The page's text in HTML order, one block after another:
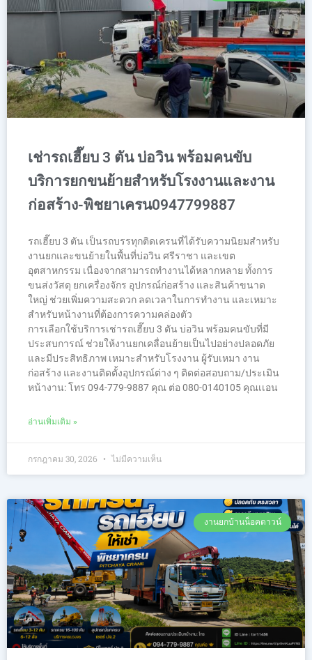
เช่ารถเฮี๊ยบ 3 ตัน บ่อวิน พร้อมคนขับ
บริการยกขนย้ายสำหรับโรงงานและงาน
ก่อสร้าง-พิชยาเครน0947799887
รถเฮี๊ยบ 3 ตัน เป็นรถบรรทุกติดเครนที่ได้รับความนิยมสำหรับ
งานยกและขนย้ายในพื้นที่บ่อวิน ศรีราชา และเขต
อุตสาหกรรม เนื่องจากสามารถทำงานได้หลากหลาย ทั้งการ
ขนส่งวัสดุ ยกเครื่องจักร อุปกรณ์ก่อสร้าง และสินค้าขนาด
ใหญ่ ช่วยเพิ่มความสะดวก ลดเวลาในการทำงาน และเหมาะ
สำหรับหน้างานที่ต้องการความคล่องตัว
การเลือกใช้บริการเช่ารถเฮี๊ยบ 3 ตัน บ่อวิน พร้อมคนขับที่มี
ประสบการณ์ ช่วยให้งานยกเคลื่อนย้ายเป็นไปอย่างปลอดภัย
และมีประสิทธิภาพ เหมาะสำหรับโรงงาน ผู้รับเหมา งาน
ก่อสร้าง และงานติดตั้งอุปกรณ์ต่าง ๆ ติดต่อสอบถาม/ประเมิน
หน้างาน: โทร 094-779-9887 คุณ ต่อ 080-0140105 คุณเเอน
อ่านเพิ่มเติม »
กรกฎาคม 30, 2026 ไม่มีความเห็น
งานยกบ้านน็อคดาวน์